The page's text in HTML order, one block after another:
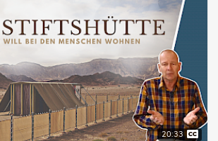
20:33